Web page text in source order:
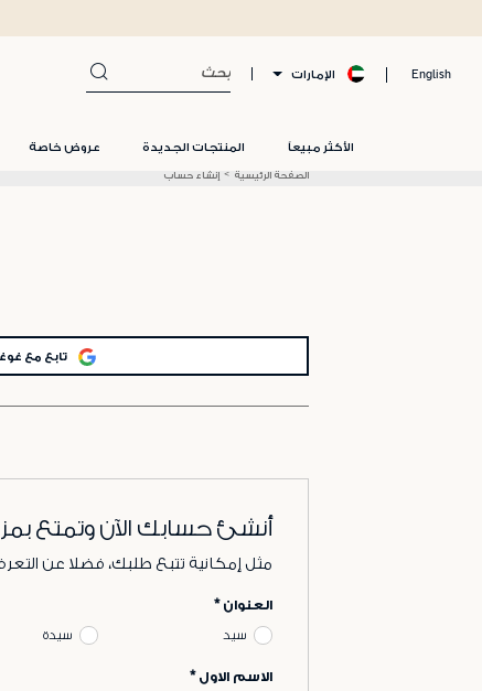
English الإمارات
الأكثر مبيعاً المنتجات الجديدة عروض خاصة
الصفحة الرئيسية إنشاء حساب
تابع مع
أنشئ حسابك الآن وتمتع
مثل إمكانية تتبع طلبك، فضلا عن
العنوان
سيد سيدة
الاسم الاول